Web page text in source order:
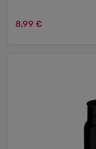
8,99 €